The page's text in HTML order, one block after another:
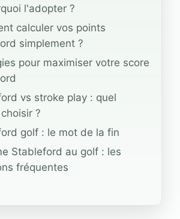
l'adopter ?
calculer vos points
simplement ?
pour maximiser votre score
vs stroke play : quel
?
golf : le mot de la fin
Stableford au golf : les
fréquentes